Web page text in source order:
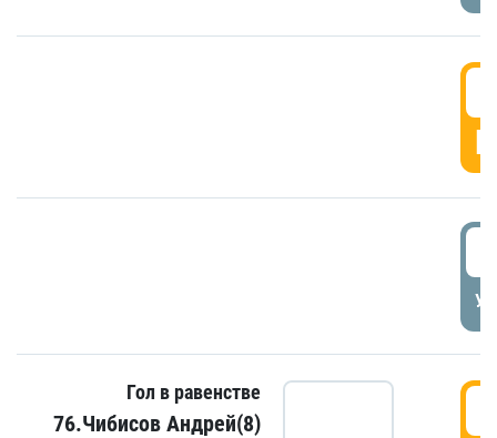
Гол в равенстве
76.Чибисов Андрей(8)